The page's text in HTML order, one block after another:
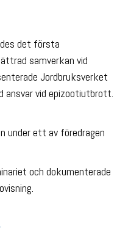
det första
samverkan vid
Jordbruksverket
ansvar vid epizootiutbrott.
under ett av föredragen
och dokumenterade